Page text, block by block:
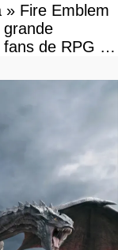
» Fire Emblem
de RPG en